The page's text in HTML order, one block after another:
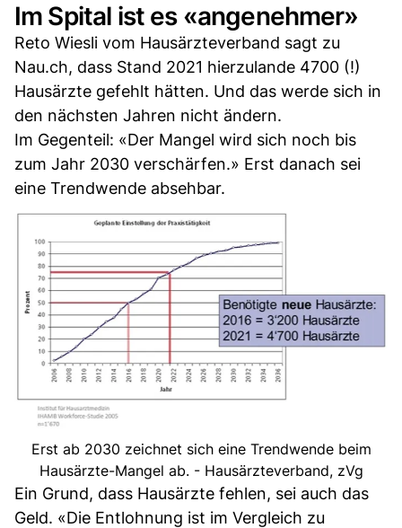
Im Spital ist es «angenehmer»
Reto Wiesli vom Hausärzteverband sagt zu
Nau.ch, dass Stand 2021 hierzulande 4700 (!)
Hausärzte gefehlt hätten. Und das werde sich in
den nächsten Jahren nicht ändern.
Im Gegenteil: «Der Mangel wird sich noch bis
zum Jahr 2030 verschärfen.» Erst danach sei
eine Trendwende absehbar.
Erst ab 2030 zeichnet sich eine Trendwende beim
Hausärzte-Mangel ab. - Hausärzteverband, zVg
Ein Grund, dass Hausärzte fehlen, sei auch das
Geld. «Die Entlohnung ist im Vergleich zu